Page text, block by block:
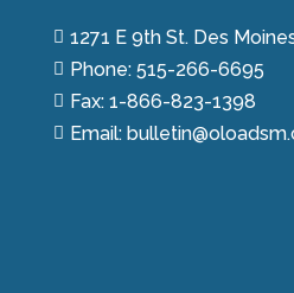
 1271 E 9th St. Des
 Phone: 515-266-6695
 Fax: 1-866-823-1398
 Email: